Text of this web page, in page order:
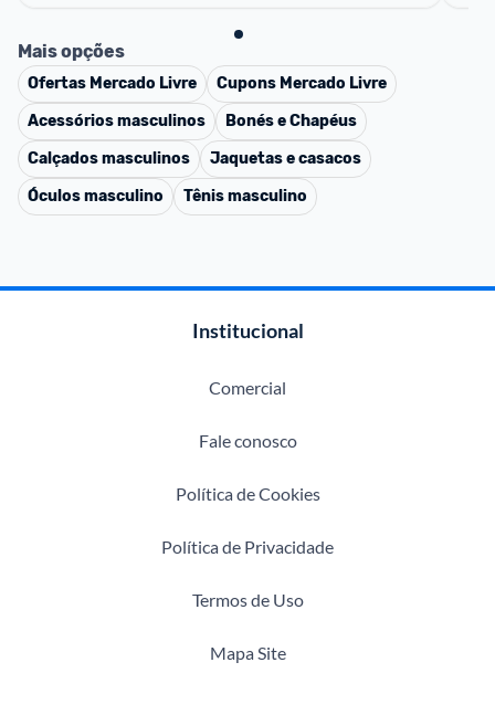
Mais opções
Ofertas Mercado Livre Cupons Mercado Livre
Acessórios masculinos
Bonés e Chapéus
Calçados masculinos
Jaquetas e casacos
Óculos masculino
Tênis masculino
Institucional
Comercial
Fale conosco
Política de Cookies
Política de Privacidade
Termos de Uso
Mapa Site